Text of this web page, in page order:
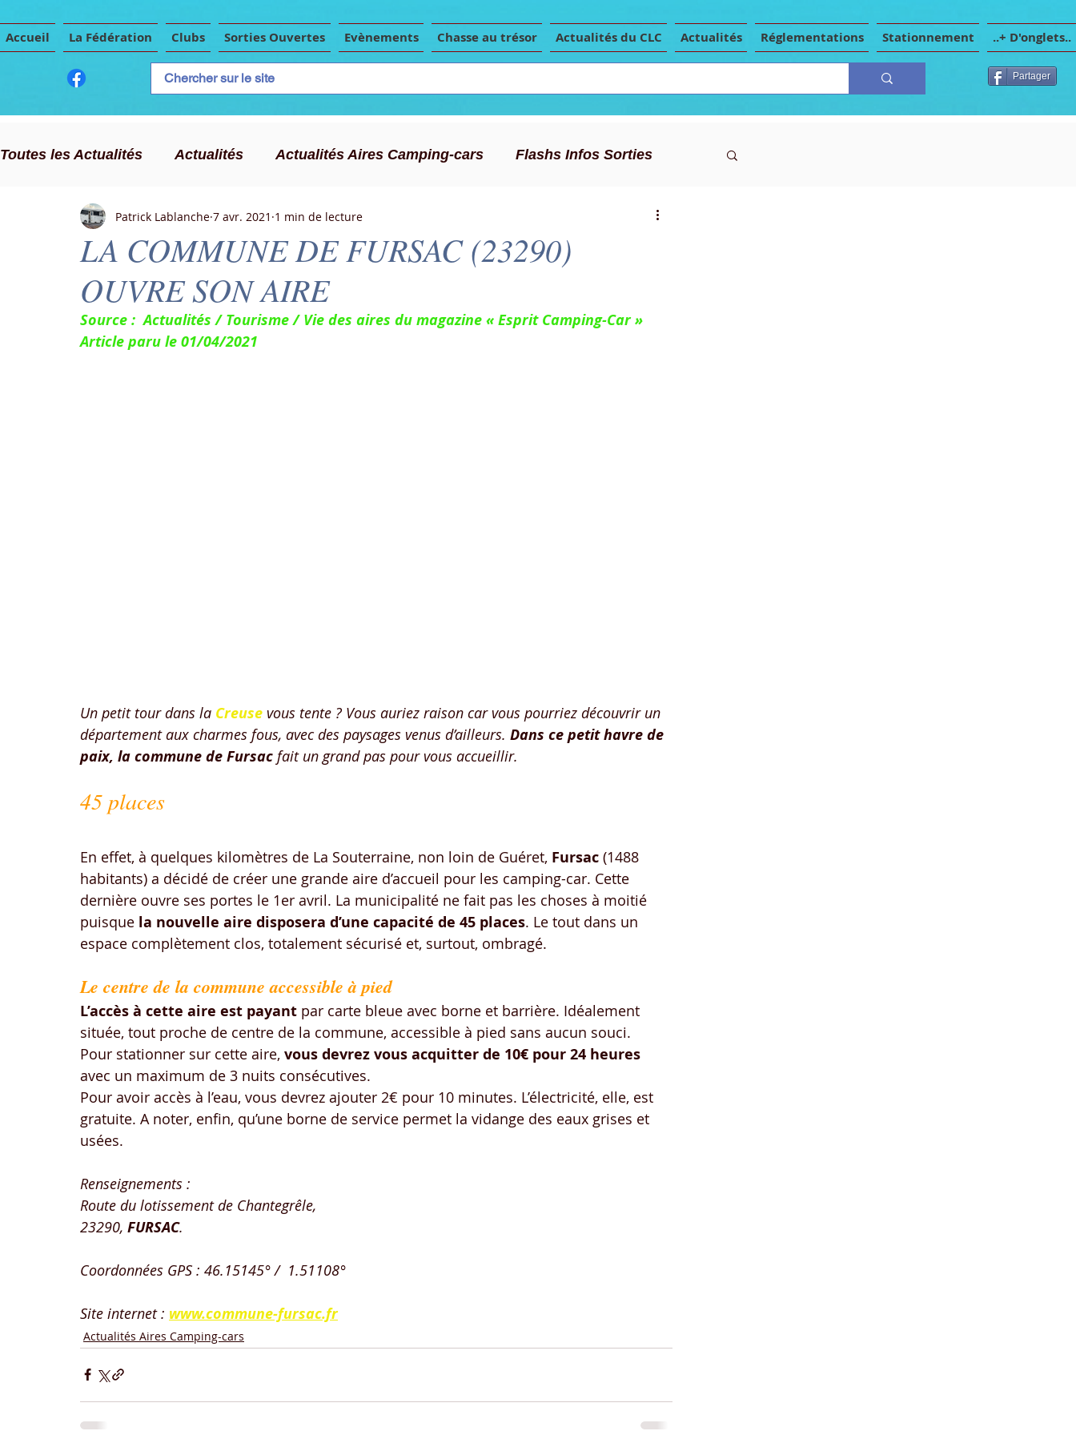
Accueil La Fédération Clubs Sorties Ouvertes Evènements Chasse au trésor Actualités du CLC Actualités Réglementations Stationnement ..+ D'onglets..
Partager
Toutes les Actualités Actualités Actualités Aires Camping-cars Flashs Infos Sorties
Publicité Evènements Importants Articles de presse
Chasse au trésor
LA COMMUNE DE FURSAC (23290)
OUVRE SON AIRE
Patrick Lablanche 7 avr. 2021 1 min de lecture
Source :  Actualités / Tourisme / Vie des aires du magazine « Esprit Camping-Car »
Article paru le 01/04/2021
Un petit tour dans la Creuse vous tente ? Vous auriez raison car vous pourriez découvrir un
département aux charmes fous, avec des paysages venus d’ailleurs. Dans ce petit havre de
paix, la commune de Fursac fait un grand pas pour vous accueillir.
45 places
En effet, à quelques kilomètres de La Souterraine, non loin de Guéret, Fursac (1488
habitants) a décidé de créer une grande aire d’accueil pour les camping-car. Cette
dernière ouvre ses portes le 1er avril. La municipalité ne fait pas les choses à moitié
puisque la nouvelle aire disposera d’une capacité de 45 places. Le tout dans un
espace complètement clos, totalement sécurisé et, surtout, ombragé.
Le centre de la commune accessible à pied
L’accès à cette aire est payant par carte bleue avec borne et barrière. Idéalement
située, tout proche de centre de la commune, accessible à pied sans aucun souci.
Pour stationner sur cette aire, vous devrez vous acquitter de 10€ pour 24 heures
avec un maximum de 3 nuits consécutives.
Pour avoir accès à l’eau, vous devrez ajouter 2€ pour 10 minutes. L’électricité, elle, est
gratuite. A noter, enfin, qu’une borne de service permet la vidange des eaux grises et
usées.
Renseignements :
Route du lotissement de Chantegrêle,
23290, FURSAC.
Coordonnées GPS : 46.15145° /  1.51108°
Site internet : www.commune-fursac.fr
Actualités Aires Camping-cars